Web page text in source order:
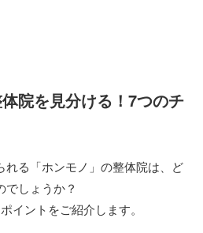
体院を見分ける！7つのチ
れる「ホンモノ」の整体院は、ど
しょうか？
イントをご紹介します。